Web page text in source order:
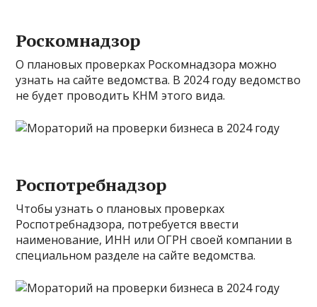
Роскомнадзор
О плановых проверках Роскомнадзора можно
узнать на сайте ведомства. В 2024 году ведомство
не будет проводить КНМ этого вида.
Роспотребнадзор
Чтобы узнать о плановых проверках
Роспотребнадзора, потребуется ввести
наименование, ИНН или ОГРН своей компании в
специальном разделе на сайте ведомства.